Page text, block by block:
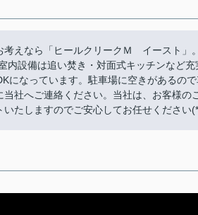
えなら「ヒールクリークＭ イースト」
内設備は追い焚き・対面式キッチンなど
になっています。駐車場に空きがあるの
社へご連絡ください。当社は、お客様の
たしますのでご安心してお任せください